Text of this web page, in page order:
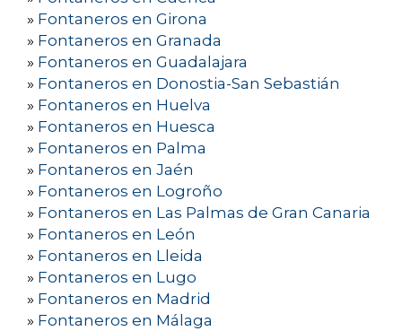
» Fontaneros en Girona
» Fontaneros en Granada
» Fontaneros en Guadalajara
» Fontaneros en Donostia-San Sebastián
» Fontaneros en Huelva
» Fontaneros en Huesca
» Fontaneros en Palma
» Fontaneros en Jaén
» Fontaneros en Logroño
» Fontaneros en Las Palmas de Gran Canaria
» Fontaneros en León
» Fontaneros en Lleida
» Fontaneros en Lugo
» Fontaneros en Madrid
» Fontaneros en Málaga